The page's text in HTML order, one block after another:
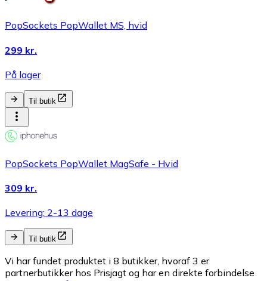
PopSockets PopWallet MS, hvid
299 kr.
På lager
Til butik
PopSockets PopWallet MagSafe - Hvid
309 kr.
Levering: 2-13 dage
Til butik
Vi har fundet produktet i 8 butikker, hvoraf 3 er
partnerbutikker hos Prisjagt og har en direkte forbindelse